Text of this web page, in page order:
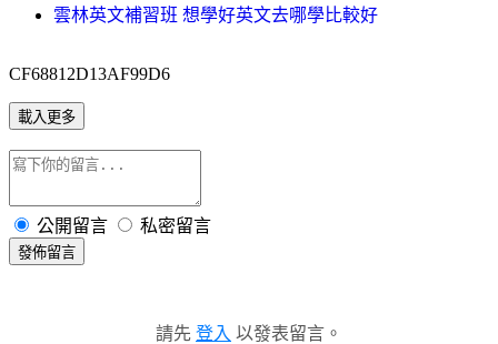
雲林英文補習班 想學好英文去哪學比較好
CF68812D13AF99D6
載入更多
公開留言 私密留言
發佈留言
請先 登入 以發表留言。